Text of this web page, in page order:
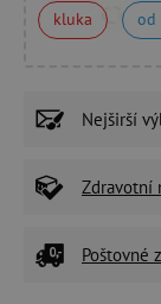
kluka od
Nejširší
Zdravotní
Poštovné